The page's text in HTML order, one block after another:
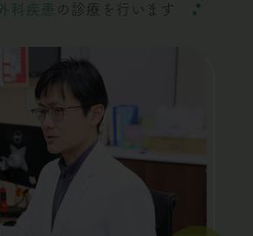
科疾患 の診療を行います